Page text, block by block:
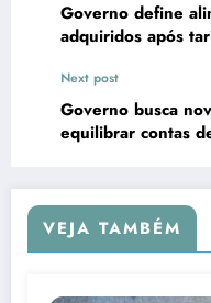
Governo define
adquiridos após
Next post
Governo busca
equilibrar contas
VEJA TAMBÉM